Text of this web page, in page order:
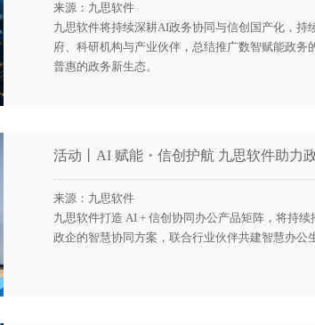
来源：九思软件
九思软件将持续深耕AI政务协同与信创国产化，持
府、科研机构与产业伙伴，总结推广数智赋能政务
普惠的政务新生态。
活动丨AI 赋能・信创护航 九思软件助力
来源：九思软件
九思软件打造 AI + 信创协同办公产品矩阵，将持
政企的智慧协同方案，联合行业伙伴共建智慧办公